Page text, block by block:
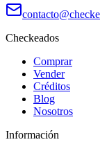
Checkeados
Comprar
Vender
Créditos
Blog
Nosotros
Información